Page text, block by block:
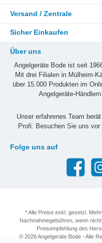
Versand / Zentrale
Sicher Einkaufen
Über uns
Angelgeräte Bode ist seit
Mit drei Filialen in Mülheim-
über 15.000 Produkten im
Angelgeräte-
Unser erfahrenes Team
Profi. Besuchen Sie uns
Folge uns auf
Facebook
* Alle Preise exkl. gesetzl.
Nachnahmegebühren, wenn
Preisempfehlung des
© 2026 Angelgeräte Bode - Alle